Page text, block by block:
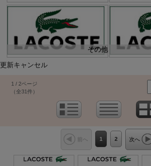
その他
更新キャンセル
1 / 2ページ
（全31件）
前へ 1 2 次へ